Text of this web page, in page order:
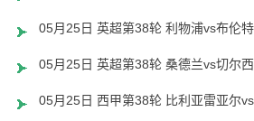
05月25日 英超第38轮 利物浦vs布伦
05月25日 英超第38轮 桑德兰vs切尔
05月25日 西甲第38轮 比利亚雷亚尔